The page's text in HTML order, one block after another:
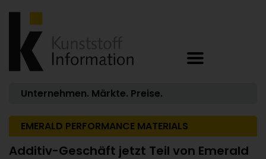
Unternehmen. Märkte. Preise.
EMERALD PERFORMANCE MATERIALS
Additiv-Geschäft jetzt Teil von Emerald